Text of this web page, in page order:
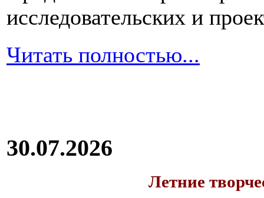
исследовательских и
Читать полностью...
30.07.2026
Летние